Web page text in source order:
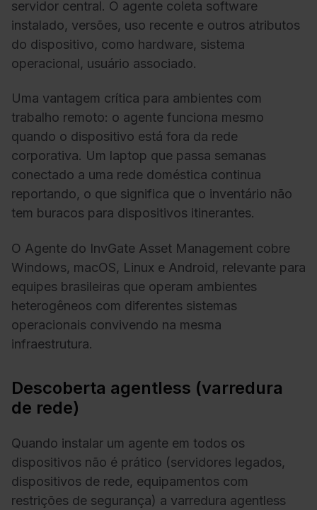
servidor central. O agente coleta software
instalado, versões, uso recente e outros atributos
do dispositivo, como hardware, sistema
operacional, usuário associado.
Uma vantagem crítica para ambientes com
trabalho remoto: o agente funciona mesmo
quando o dispositivo está fora da rede
corporativa. Um laptop que passa semanas
conectado a uma rede doméstica continua
reportando, o que significa que o inventário não
tem buracos para dispositivos itinerantes.
O Agente do InvGate Asset Management cobre
Windows, macOS, Linux e Android, relevante para
equipes brasileiras que operam ambientes
heterogêneos com diferentes sistemas
operacionais convivendo na mesma
infraestrutura.
Descoberta agentless (varredura
de rede)
Quando instalar um agente em todos os
dispositivos não é prático (servidores legados,
dispositivos de rede, equipamentos com
restrições de segurança) a varredura agentless